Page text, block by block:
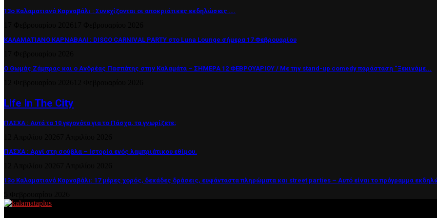
13ο Καλαματιανό Καρναβάλι : Συνεχίζονται οι αποκριάτικες εκδηλώσεις ….
ΚΑΛΑΜΑΤΙΑΝΟ ΚΑΡΝΑΒΑΛΙ : DISCO CARNIVAL PARTY στο Luna Lounge σήμερα 17 Φεβρουαρίου
Ο Θωμάς Ζάμπρας και ο Ανδρέας Πασπάτης στην Καλαμάτα – ΣΗΜΕΡΑ 12 ΦΕΒΡΟΥΑΡΙΟΥ / Με την stand-up comedy παράσταση “Ξεκινάμε...
Life In The City
ΠΑΣΧΑ : Αυτά τα 10 γεγονότα για το Πάσχα, τα γνωρίζετε;
ΠΑΣΧΑ : Αρνί στη σούβλα – Ιστορία ενός λαμπριάτικου εθίμου.
13ο Καλαματιανό Καρναβάλι: 17 μέρες χορός, δεκάδες δράσεις, ευφάνταστα πληρώματα και street parties – Αυτό είναι το πρόγραμμα